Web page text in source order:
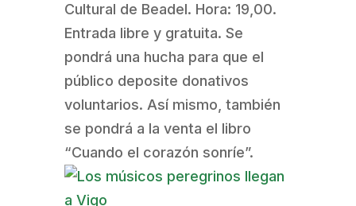
Cultural de Beadel. Hora: 19,00.
Entrada libre y gratuita. Se
pondrá una hucha para que el
público deposite donativos
voluntarios. Así mismo, también
se pondrá a la venta el libro
“Cuando el corazón sonríe”.